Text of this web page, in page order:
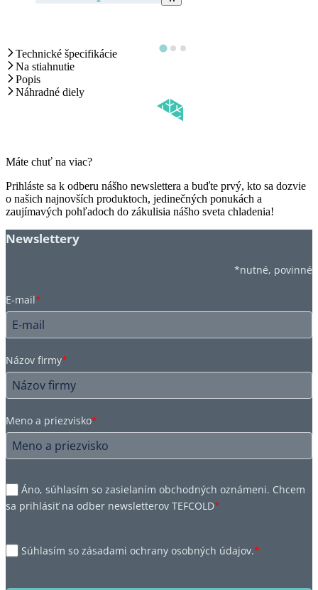
Technické špecifikácie
Na stiahnutie
Popis
Náhradné diely
Máte chuť na viac?
Prihláste sa k odberu nášho newslettera a buďte prvý, kto sa dozvie
o našich najnovších produktoch, jedinečných ponukách a
zaujímavých pohľadoch do zákulisia nášho sveta chladenia!
Newslettery
*nutné, povinné
E-mail*
Názov firmy*
Meno a priezvisko*
Áno, súhlasím so zasielaním obchodných oznámeni. Chcem
sa prihlásiť na odber newsletterov TEFCOLD*
Súhlasím so zásadami ochrany osobných údajov.*